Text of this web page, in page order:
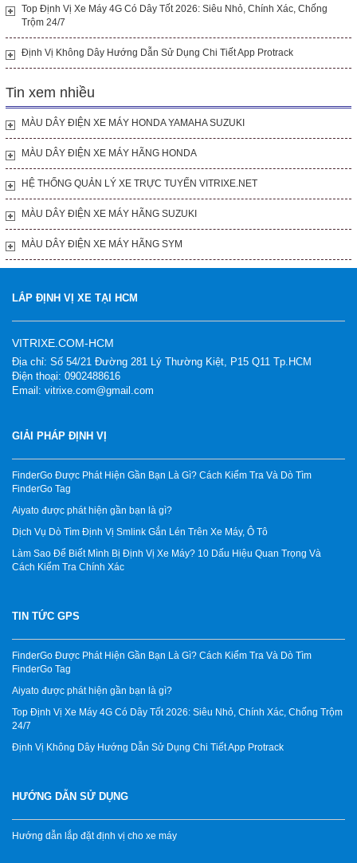
Top Định Vị Xe Máy 4G Có Dây Tốt 2026: Siêu Nhỏ, Chính Xác, Chống
Trộm 24/7
Định Vị Không Dây Hướng Dẫn Sử Dụng Chi Tiết App Protrack
Tin xem nhiều
MÀU DÂY ĐIỆN XE MÁY HONDA YAMAHA SUZUKI
MÀU DÂY ĐIỆN XE MÁY HÃNG HONDA
HỆ THỐNG QUẢN LÝ XE TRỰC TUYẾN VITRIXE.NET
MÀU DÂY ĐIỆN XE MÁY HÃNG SUZUKI
MÀU DÂY ĐIỆN XE MÁY HÃNG SYM
LẮP ĐỊNH VỊ XE TẠI HCM
VITRIXE.COM-HCM
Địa chỉ: Số 54/21 Đường 281 Lý Thường Kiệt, P15 Q11 Tp.HCM
Điện thoại: 0902488616
Email: vitrixe.com@gmail.com
GIẢI PHÁP ĐỊNH VỊ
FinderGo Được Phát Hiện Gần Bạn Là Gì? Cách Kiểm Tra Và Dò Tìm
FinderGo Tag
Aiyato được phát hiện gần bạn là gì?
Dịch Vụ Dò Tìm Định Vị Smlink Gắn Lén Trên Xe Máy, Ô Tô
Làm Sao Để Biết Mình Bị Định Vị Xe Máy? 10 Dấu Hiệu Quan Trọng Và
Cách Kiểm Tra Chính Xác
TIN TỨC GPS
FinderGo Được Phát Hiện Gần Bạn Là Gì? Cách Kiểm Tra Và Dò Tìm
FinderGo Tag
Aiyato được phát hiện gần bạn là gì?
Top Định Vị Xe Máy 4G Có Dây Tốt 2026: Siêu Nhỏ, Chính Xác, Chống Trộm
24/7
Định Vị Không Dây Hướng Dẫn Sử Dụng Chi Tiết App Protrack
HƯỚNG DẪN SỬ DỤNG
Hướng dẫn lắp đặt định vị cho xe máy